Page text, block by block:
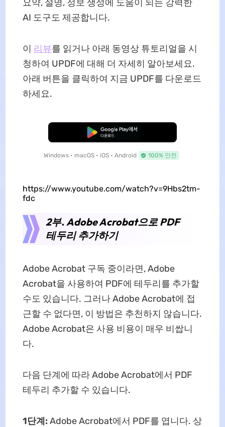
요약, 설명, 정보 생성에 도움이 되는 강력한
AI 도구도 제공합니다.
이 리뷰를 읽거나 아래 동영상 튜토리얼을 시
청하여 UPDF에 대해 더 자세히 알아보세요.
아래 버튼을 클릭하여 지금 UPDF를 다운로드
하세요.
무료로 다운로드
Windows • macOS • iOS • Android 100% 안전
https://www.youtube.com/watch?v=9Hbs2tm-
fdc
2부. Adobe Acrobat으로 PDF
테두리 추가하기
Adobe Acrobat 구독 중이라면, Adobe
Acrobat을 사용하여 PDF에 테두리를 추가할
수도 있습니다. 그러나 Adobe Acrobat에 접
근할 수 없다면, 이 방법은 추천하지 않습니다.
Adobe Acrobat은 사용 비용이 매우 비쌉니
다.
다음 단계에 따라 Adobe Acrobat에서 PDF
테두리 추가할 수 있습니다.
1단계: Adobe Acrobat에서 PDF를 엽니다. 상